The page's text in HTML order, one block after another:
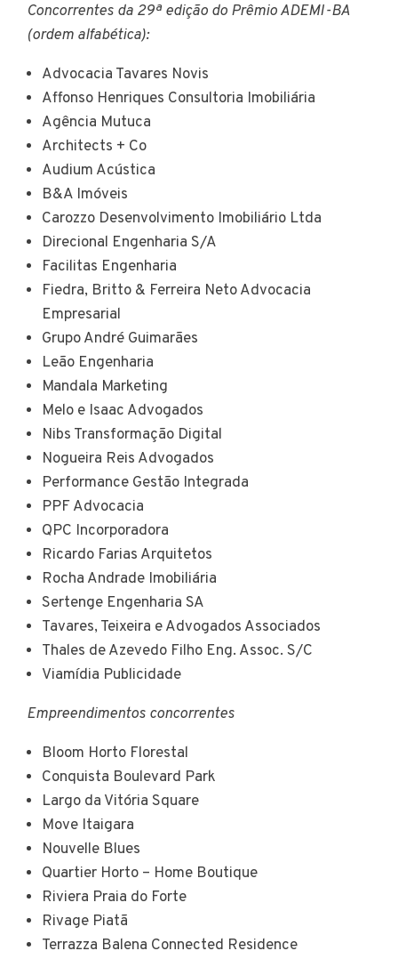
Concorrentes da 29ª edição do Prêmio ADEMI-BA
(ordem alfabética):
Advocacia Tavares Novis
Affonso Henriques Consultoria Imobiliária
Agência Mutuca
Architects + Co
Audium Acústica
B&A Imóveis
Carozzo Desenvolvimento Imobiliário Ltda
Direcional Engenharia S/A
Facilitas Engenharia
Fiedra, Britto & Ferreira Neto Advocacia
Empresarial
Grupo André Guimarães
Leão Engenharia
Mandala Marketing
Melo e Isaac Advogados
Nibs Transformação Digital
Nogueira Reis Advogados
Performance Gestão Integrada
PPF Advocacia
QPC Incorporadora
Ricardo Farias Arquitetos
Rocha Andrade Imobiliária
Sertenge Engenharia SA
Tavares, Teixeira e Advogados Associados
Thales de Azevedo Filho Eng. Assoc. S/C
Viamídia Publicidade
Empreendimentos concorrentes
Bloom Horto Florestal
Conquista Boulevard Park
Largo da Vitória Square
Move Itaigara
Nouvelle Blues
Quartier Horto – Home Boutique
Riviera Praia do Forte
Rivage Piatã
Terrazza Balena Connected Residence